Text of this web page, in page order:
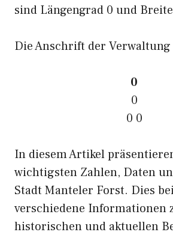
sind Längengrad 0 und
Die Anschrift der
0
0
0 0
In diesem Artikel
wichtigsten Zahlen, Daten
Stadt Manteler Forst. Dies
verschiedene Informationen
historischen und aktuellen